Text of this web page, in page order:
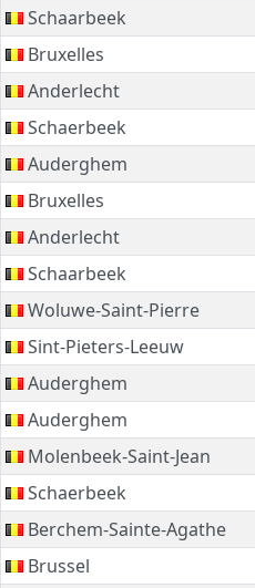
Schaarbeek
Bruxelles
Anderlecht
Schaerbeek
Auderghem
Bruxelles
Anderlecht
Schaarbeek
Woluwe-Saint-Pierre
Sint-Pieters-Leeuw
Auderghem
Auderghem
Molenbeek-Saint-Jean
Schaerbeek
Berchem-Sainte-Agathe
Brussel